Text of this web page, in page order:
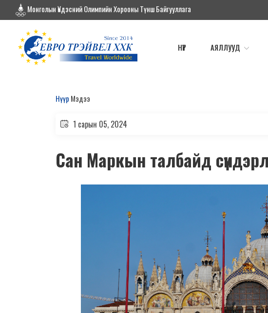
Монголын Үндэсний Олимпийн Хорооны Түнш Байгууллага
НҮҮР АЯЛЛУУД
Нүүр Мэдээ
1 сарын 05, 2024
Сан Маркын талбайд